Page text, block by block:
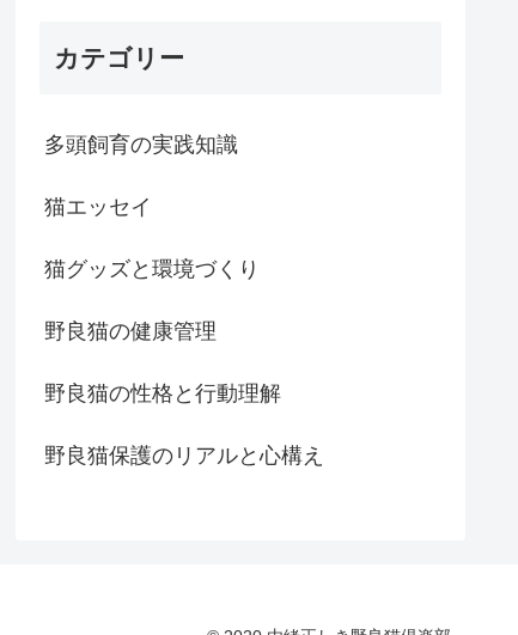
カテゴリー
多頭飼育の実践知識
猫エッセイ
猫グッズと環境づくり
野良猫の健康管理
野良猫の性格と行動理解
野良猫保護のリアルと心構え